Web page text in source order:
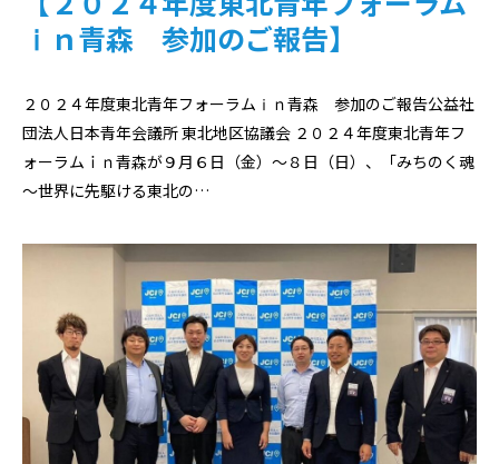
ⅰｎ青森 参加のご報告】
２０２４年度東北青年フォーラムⅰｎ青森 参加のご報告公益社
団法人日本青年会議所 東北地区協議会 ２０２４年度東北青年フ
ォーラムｉｎ青森が９月６日（金）～８日（日）、「みちのく魂
～世界に先駆ける東北の…